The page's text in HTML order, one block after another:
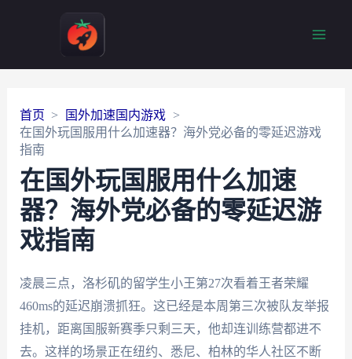
首页
国外加速国内游戏
在国外玩国服用什么加速器？海外党必备的零延迟游戏
指南
在国外玩国服用什么加速
器？海外党必备的零延迟游
戏指南
凌晨三点，洛杉矶的留学生小王第27次看着王者荣耀
460ms的延迟崩溃抓狂。这已经是本周第三次被队友举报
挂机，距离国服新赛季只剩三天，他却连训练营都进不
去。这样的场景正在纽约、悉尼、柏林的华人社区不断